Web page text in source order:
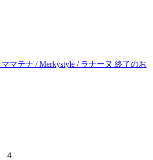
ママテナ / Merkystyle / ラナーヌ 終了のお
４